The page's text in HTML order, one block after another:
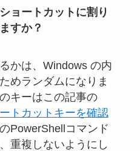
ョートカットに割り
すか？
かは、Windows の内
めランダムになりま
キーはこの記事の
トカットキーを確認
PowerShellコマンド
重複しないようにし